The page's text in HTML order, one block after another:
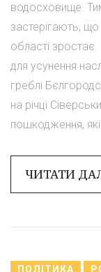
водосховище.
застерігають, що
області
для усунення
греблі
на річці
пошкодження, які
ЧИТАТИ
ПОЛІТИКА